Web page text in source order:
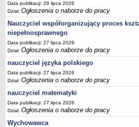
Data publikacji: 29 lipca 2026
Dział:Ogłoszenia o naborze do pracy
Nauczyciel współorganizujący proces
niepełnosprawnego
Data publikacji: 27 lipca 2026
Dział:Ogłoszenia o naborze do pracy
nauczyciel języka polskiego
Data publikacji: 27 lipca 2026
Dział:Ogłoszenia o naborze do pracy
nauczyciel matematyki
Data publikacji: 27 lipca 2026
Dział:Ogłoszenia o naborze do pracy
Wychowawca